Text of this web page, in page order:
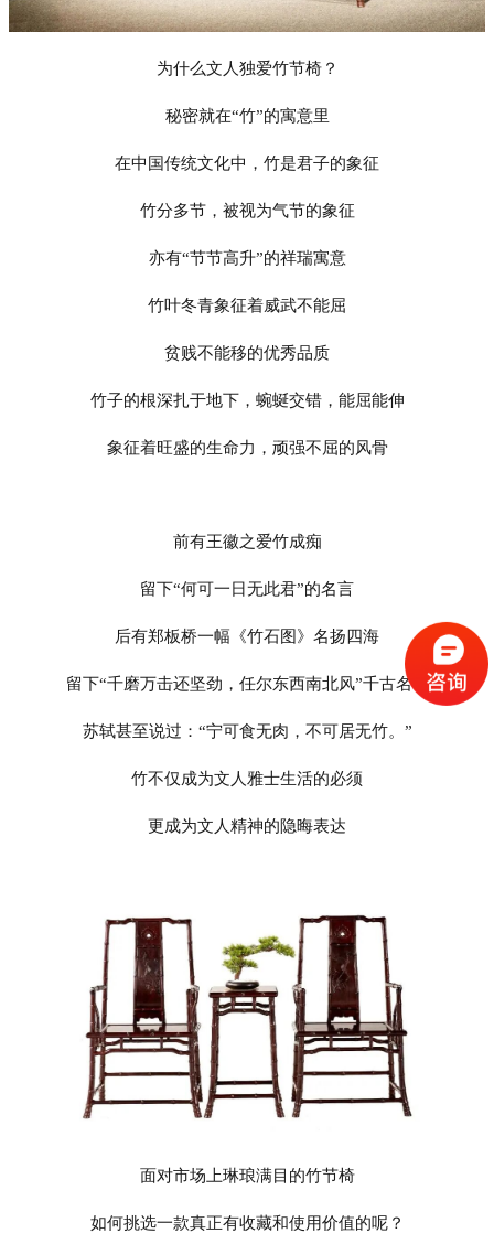
为什么文人独爱竹节椅？
秘密就在“竹”的寓意里
在中国传统文化中，竹是君子的象征
竹分多节，被视为气节的象征
亦有“节节高升”的祥瑞寓意
竹叶冬青象征着威武不能屈
贫贱不能移的优秀品质
竹子的根深扎于地下，蜿蜒交错，能屈能伸
象征着旺盛的生命力，顽强不屈的风骨
前有王徽之爱竹成痴
留下“何可一日无此君”的名言
后有郑板桥一幅《竹石图》名扬四海
留下“千磨万击还坚劲，任尔东西南北风”千古名句
苏轼甚至说过：“宁可食无肉，不可居无竹。”
竹不仅成为文人雅士生活的必须
更成为文人精神的隐晦表达
面对市场上琳琅满目的竹节椅
如何挑选一款真正有收藏和使用价值的呢？